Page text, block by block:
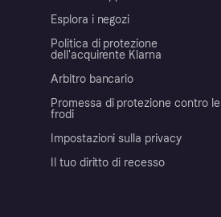
Esplora i negozi
Politica di protezione
dell'acquirente Klarna
Arbitro bancario
Promessa di protezione contro le
frodi
Impostazioni sulla privacy
Il tuo diritto di recesso